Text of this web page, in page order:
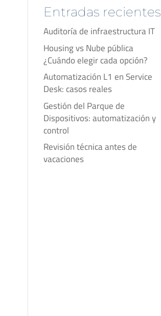
Entradas recientes
Auditoría de infraestructura IT
Housing vs Nube pública
¿Cuándo elegir cada opción?
Automatización L1 en Service
Desk: casos reales
Gestión del Parque de
Dispositivos: automatización y
control
Revisión técnica antes de
vacaciones